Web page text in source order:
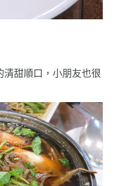
清甜順口，小朋友也很